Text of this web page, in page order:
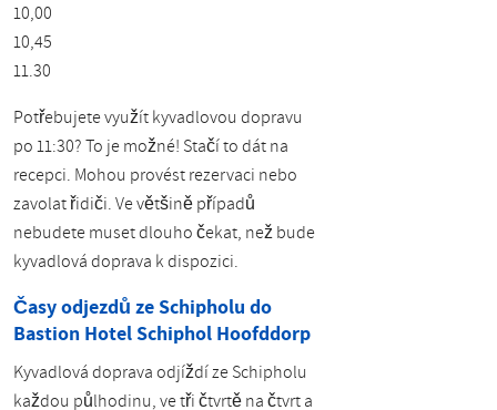
10,00
10,45
11.30
Potřebujete využít kyvadlovou dopravu
po 11:30? To je možné! Stačí to dát na
recepci. Mohou provést rezervaci nebo
zavolat řidiči. Ve většině případů
nebudete muset dlouho čekat, než bude
kyvadlová doprava k dispozici.
Časy odjezdů ze Schipholu do
Bastion Hotel Schiphol Hoofddorp
Kyvadlová doprava odjíždí ze Schipholu
každou půlhodinu, ve tři čtvrtě na čtvrt a